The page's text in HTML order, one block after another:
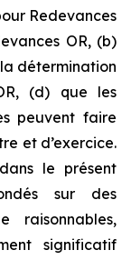
Redevances
OR, (b)
détermination
(d) que les
peuvent faire
et d’exercice.
le présent
sur des
raisonnables,
significatif